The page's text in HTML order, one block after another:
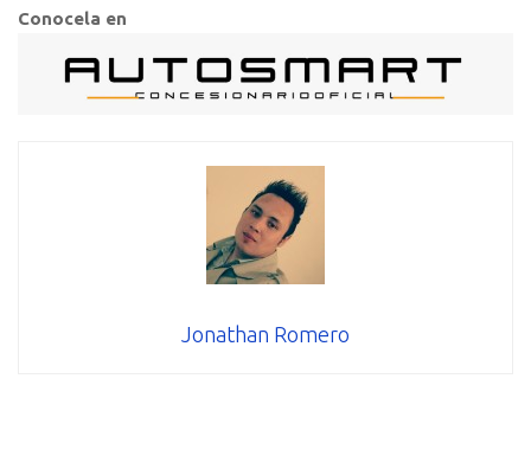
Conocela en
Jonathan Romero